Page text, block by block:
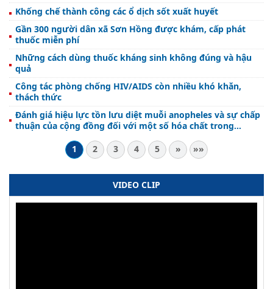
Khống chế thành công các ổ dịch sốt xuất huyết
Gần 300 người dân xã Sơn Hồng được khám, cấp phát
thuốc miễn phí
Những cách dùng thuốc kháng sinh không đúng và hậu
quả
Công tác phòng chống HIV/AIDS còn nhiều khó khăn,
thách thức
Đánh giá hiệu lực tồn lưu diệt muỗi anopheles và sự chấp
thuận của cộng đồng đối với một số hóa chất trong
1
2 3 4 5 » »»
VIDEO CLIP